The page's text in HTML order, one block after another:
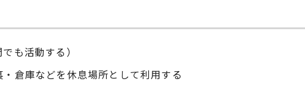
も活動する）
倉庫などを休息場所として利用する